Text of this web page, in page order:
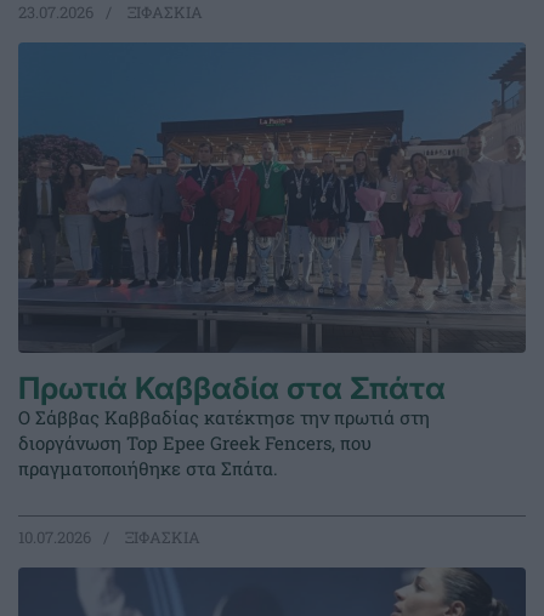
23.07.2026 ΞΙΦΑΣΚΙΑ
Πρωτιά Καββαδία στα Σπάτα
Ο Σάββας Καββαδίας κατέκτησε την πρωτιά στη
διοργάνωση Top Epee Greek Fencers, που
πραγματοποιήθηκε στα Σπάτα.
10.07.2026 ΞΙΦΑΣΚΙΑ